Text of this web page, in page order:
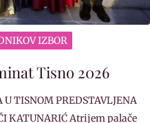
IZBOR
Tisno 2026
U TISNOM PREDSTAVLJENA
KATUNARIĆ Atrijem palače